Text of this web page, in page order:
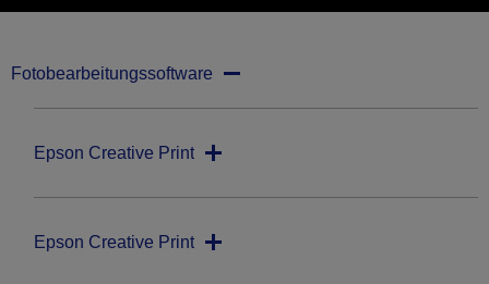
Fotobearbeitungssoftware
Epson Creative Print
Epson Creative Print